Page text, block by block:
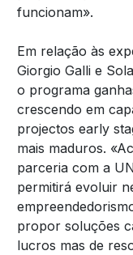
funcionam».
Em relação às
Giorgio Galli e
o programa
crescendo em
projectos early
mais maduros.
parceria com a
permitirá evoluir
propor soluções
lucros mas de